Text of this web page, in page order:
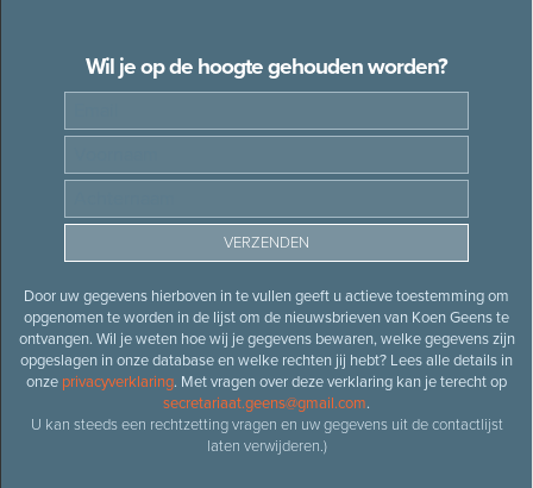
Wil je op de hoogte gehouden worden?
Door uw gegevens hierboven in te vullen geeft u actieve toestemming om
opgenomen te worden in de lijst om de nieuwsbrieven van Koen Geens te
ontvangen. Wil je weten hoe wij je gegevens bewaren, welke gegevens zijn
opgeslagen in onze database en welke rechten jij hebt? Lees alle details in
onze privacyverklaring. Met vragen over deze verklaring kan je terecht op
secretariaat.geens@gmail.com.
U kan steeds een rechtzetting vragen en uw gegevens uit de contactlijst
laten verwijderen.)